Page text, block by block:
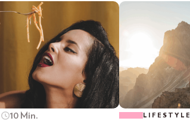
10 Min. LIFESTYLE